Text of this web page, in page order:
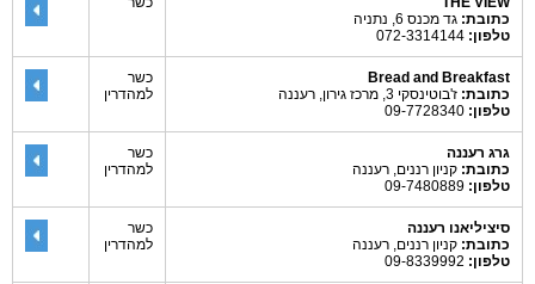
כתובת: גד מכנס 6, נתניה
טלפון:
Bread and Breakfast
כתובת: ז'בוטינסקי 3, מרכז גירון, רעננה
טלפון:
כשר
למהדרין
גרג רעננה
כתובת: קניון רננים, רעננה
טלפון:
כשר
למהדרין
סיציליאנו רעננה
כתובת: קניון רננים, רעננה
טלפון:
כשר
למהדרין